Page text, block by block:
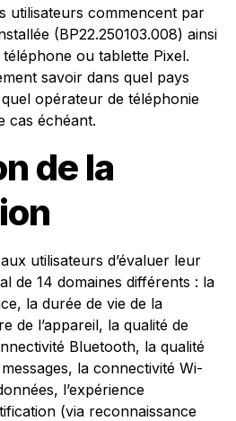
utilisateurs commencent par
(BP22.250103.008) ainsi
ou tablette Pixel.
savoir dans quel pays
opérateur de téléphonie
cas échéant.
de la
utilisateurs d’évaluer leur
de 14 domaines différents : la
la durée de vie de la
de l’appareil, la qualité de
Bluetooth, la qualité
la connectivité Wi-
l’expérience
(via reconnaissance